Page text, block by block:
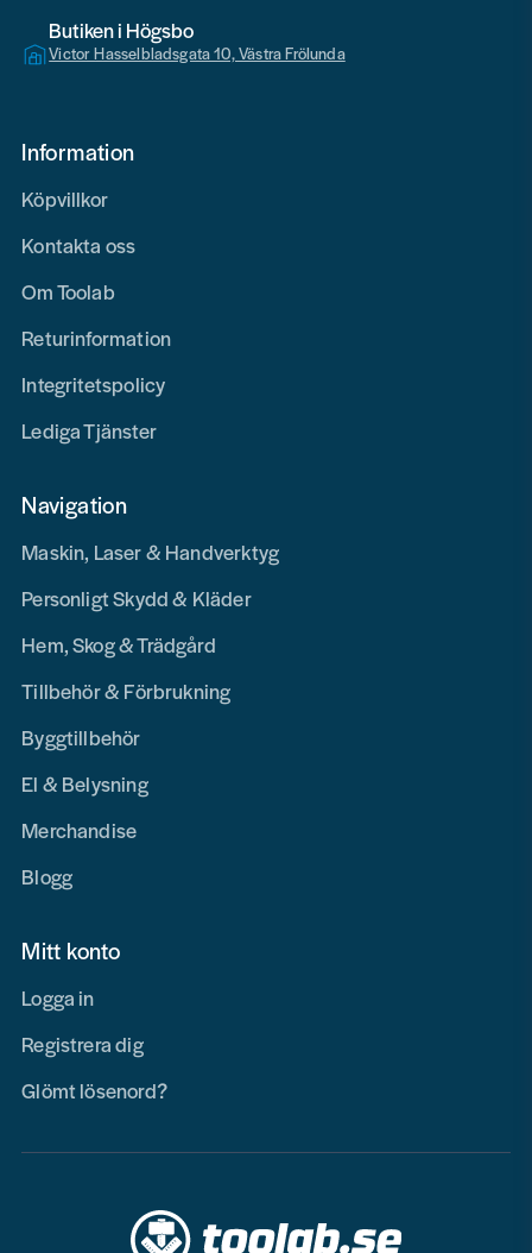
Butiken i Högsbo
Victor Hasselbladsgata 10, Västra Frölunda
Information
Köpvillkor
Kontakta oss
Om Toolab
Returinformation
Integritetspolicy
Lediga Tjänster
Navigation
Maskin, Laser & Handverktyg
Personligt Skydd & Kläder
Hem, Skog & Trädgård
Tillbehör & Förbrukning
Byggtillbehör
El & Belysning
Merchandise
Blogg
Mitt konto
Logga in
Registrera dig
Glömt lösenord?